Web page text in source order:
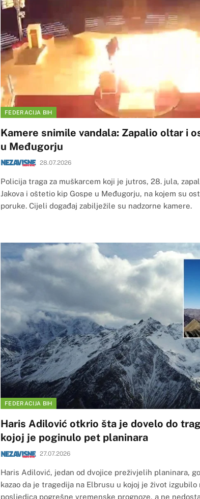
FEDERACIJA BIH
Kamere snimile vandala: Zapalio oltar i
u Međugorju
28.07.2026
Policija traga za muškarcem koji je jutros, 28. jula,
Jakova i oštetio kip Gospe u Međugorju, na kojem su
poruke. Cijeli događaj zabilježile su nadzorne kamere.
FEDERACIJA BIH
Haris Adilović otkrio šta je dovelo do
kojoj je poginulo pet planinara
27.07.2026
Haris Adilović, jedan od dvojice preživjelih planinara,
kazao da je tragedija na Elbrusu u kojoj je život
posljedica pogrešne vremenske prognoze, a ne